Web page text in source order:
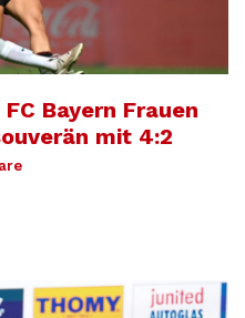
Bayern Frauen
mit 4:2